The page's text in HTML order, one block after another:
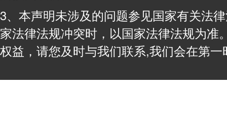
3、本声明未涉及的问题参见国家有关法
家法律法规冲突时，以国家法律法规为准
权益，请您及时与我们联系,我们会在第